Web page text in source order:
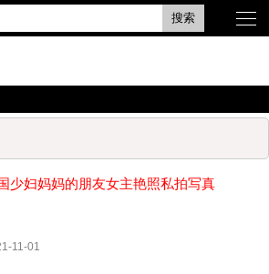
搜索
少妇妈妈的朋友女主艳照私拍写真
11-01